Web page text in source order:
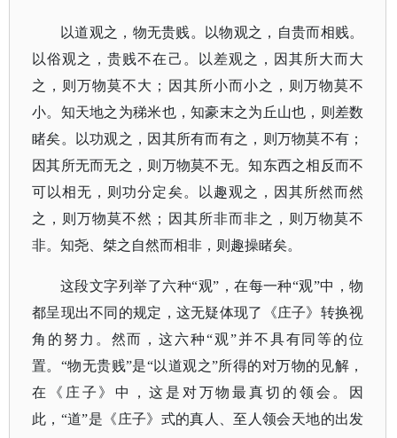
以道观之，物无贵贱。以物观之，自贵而相贱。
以俗观之，贵贱不在己。以差观之，因其所大而大
之，则万物莫不大；因其所小而小之，则万物莫不
小。知天地之为稊米也，知豪末之为丘山也，则差数
睹矣。以功观之，因其所有而有之，则万物莫不有；
因其所无而无之，则万物莫不无。知东西之相反而不
可以相无，则功分定矣。以趣观之，因其所然而然
之，则万物莫不然；因其所非而非之，则万物莫不
非。知尧、桀之自然而相非，则趣操睹矣。
这段文字列举了六种“观”，在每一种“观”中，物
都呈现出不同的规定，这无疑体现了《庄子》转换视
角的努力。然而，这六种“观”并不具有同等的位
置。“物无贵贱”是“以道观之”所得的对万物的见解，
在《庄子》中，这是对万物最真切的领会。因
此，“道”是《庄子》式的真人、至人领会天地的出发